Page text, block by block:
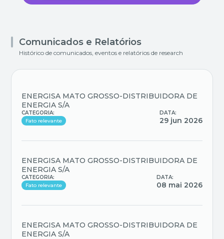
Comunicados e Relatórios
Histórico de comunicados, eventos e relatórios de research
ENERGISA MATO GROSSO-DISTRIBUIDORA DE
ENERGIA S/A
CATEGORIA:
Fato relevante
DATA:
29 jun 2026
ENERGISA MATO GROSSO-DISTRIBUIDORA DE
ENERGIA S/A
CATEGORIA:
Fato relevante
DATA:
08 mai 2026
ENERGISA MATO GROSSO-DISTRIBUIDORA DE
ENERGIA S/A